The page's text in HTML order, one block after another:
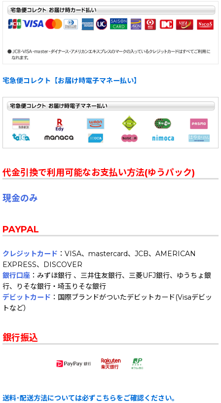
宅急便コレクト【お届け時電子マネー払い】
代金引換で利用可能なお支払い方法(ゆうパック)
現金のみ
PAYPAL
クレジットカード ：VISA、mastercard、JCB、AMERICAN
EXPRESS、DISCOVER
銀行口座 ：みずほ銀行 、三井住友銀行、三菱UFJ銀行、ゆうちょ銀
行、りそな銀行・埼玉りそな銀行
デビットカード ：国際ブランドがついたデビットカード(Visaデビッ
トなど）
銀行振込
送料･配送方法については必ずこちらをご確認ください。